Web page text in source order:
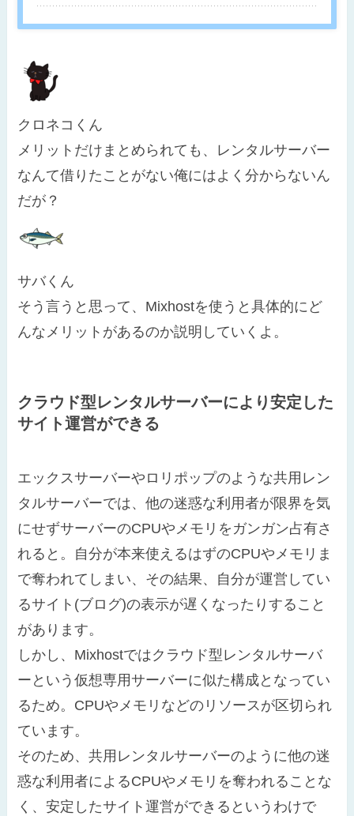
クロネコくん
メリットだけまとめられても、レンタルサーバー
なんて借りたことがない俺にはよく分からないん
だが？
サバくん
そう言うと思って、Mixhostを使うと具体的にど
んなメリットがあるのか説明していくよ。
クラウド型レンタルサーバーにより安定した
サイト運営ができる
エックスサーバーやロリポップのような共用レン
タルサーバーでは、他の迷惑な利用者が限界を気
にせずサーバーのCPUやメモリをガンガン占有さ
れると。自分が本来使えるはずのCPUやメモリま
で奪われてしまい、その結果、自分が運営してい
るサイト(ブログ)の表示が遅くなったりすること
があります。
しかし、Mixhostではクラウド型レンタルサーバ
ーという仮想専用サーバーに似た構成となってい
るため。CPUやメモリなどのリソースが区切られ
ています。
そのため、共用レンタルサーバーのように他の迷
惑な利用者によるCPUやメモリを奪われることな
く、安定したサイト運営ができるというわけで